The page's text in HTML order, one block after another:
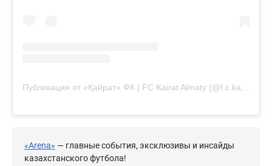
«Arena» — главные события, эксклюзивы и инсайды
казахстанского футбола!